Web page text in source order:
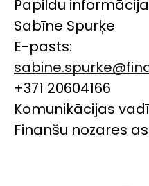
Papildu
Sabīne Spurķe
E-pasts:
+371 20604166
Komunikācijas
Finanšu nozares